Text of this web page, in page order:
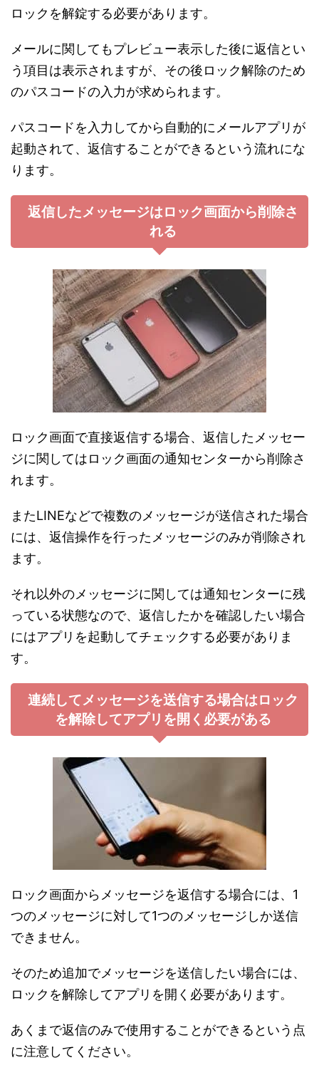
ロックを解錠する必要があります。
メールに関してもプレビュー表示した後に返信とい
う項目は表示されますが、その後ロック解除のため
のパスコードの入力が求められます。
パスコードを入力してから自動的にメールアプリが
起動されて、返信することができるという流れにな
ります。
返信したメッセージはロック画面から削除さ
れる
ロック画面で直接返信する場合、返信したメッセー
ジに関してはロック画面の通知センターから削除さ
れます。
またLINEなどで複数のメッセージが送信された場合
には、返信操作を行ったメッセージのみが削除され
ます。
それ以外のメッセージに関しては通知センターに残
っている状態なので、返信したかを確認したい場合
にはアプリを起動してチェックする必要がありま
す。
連続してメッセージを送信する場合はロック
を解除してアプリを開く必要がある
ロック画面からメッセージを返信する場合には、1
つのメッセージに対して1つのメッセージしか送信
できません。
そのため追加でメッセージを送信したい場合には、
ロックを解除してアプリを開く必要があります。
あくまで返信のみで使用することができるという点
に注意してください。